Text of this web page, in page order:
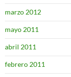
marzo 2012
mayo 2011
abril 2011
febrero 2011